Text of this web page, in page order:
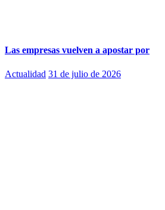
Las empresas vuelven a apostar por
Actualidad 31 de julio de 2026